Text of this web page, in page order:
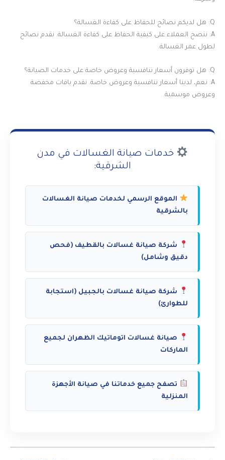
Q: هل لديكم نصائح للحفاظ على كفاءة الغسالة؟
A: ننصح العملاء على كيفية الحفاظ على كفاءة الغسالة. نقدم نصائح
لطول عمر الغسالة.
Q: هل توفرون أسعار تنافسية وعروض خاصة على خدمات الصيانة؟
A: نعم، لدينا أسعار تنافسية وعروض خاصة. نقدم باقات مخفضة
وعروض موسمية.
خدمات صيانة الغسالات في مدن
الشرقية:
الموقع الرسمي لخدمات صيانة الغسالات
بالشرقية
شركة صيانة غسالات بالقطيف (فحص
دقيق وشامل)
شركة صيانة غسالات بالجبيل (استجابة
للطوارئ)
صيانة غسالات اتوماتيك الظهران لجميع
الماركات
تصفح جميع خدماتنا في صيانة الأجهزة
المنزلية